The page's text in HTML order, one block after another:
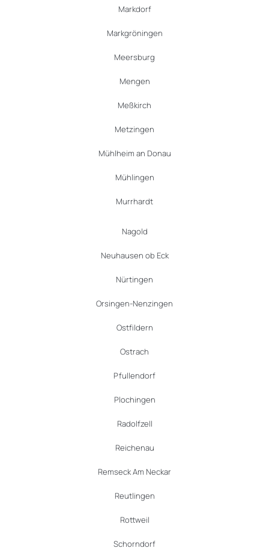
Markdorf
Markgröningen
Meersburg
Mengen
Meßkirch
Metzingen
Mühlheim an Donau
Mühlingen
Murrhardt
Nagold
Neuhausen ob Eck
Nürtingen
Orsingen-Nenzingen
Ostfildern
Ostrach
Pfullendorf
Plochingen
Radolfzell
Reichenau
Remseck Am Neckar
Reutlingen
Rottweil
Schorndorf